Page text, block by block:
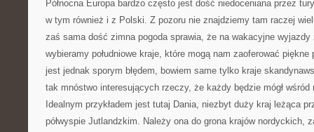
Północna Europa bardzo często jest dość niedoceniana przez
w tym również i z Polski. Z pozoru nie znajdziemy tam raczej
zaś sama dość zimna pogoda sprawia, że na wakacyjne
wybieramy południowe kraje, które mogą nam zaoferować
jest jednak sporym błędem, bowiem same tylko kraje
tak mnóstwo interesujących rzeczy, że każdy będzie mógł
Idealnym przykładem jest tutaj Dania, niezbyt duży kraj leżąca
półwyspie Jutlandzkim. Należy ona do grona krajów nordyckich,